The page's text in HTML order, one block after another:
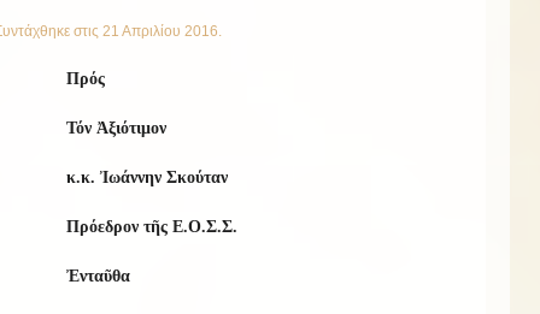
στις 21 Απριλίου 2016
Πρός
Τόν Ἀξιότιμον
κ.κ. Ἰωάννην Σκούταν
Πρόεδρον τῆς Ε.Ο.Σ.Σ.
Ἐνταῦθα